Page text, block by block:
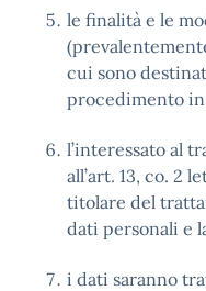
le finalità e le
cui sono
procedimento
l’interessato al
all’art. 13, co. 2
titolare del
dati personali e
i dati saranno